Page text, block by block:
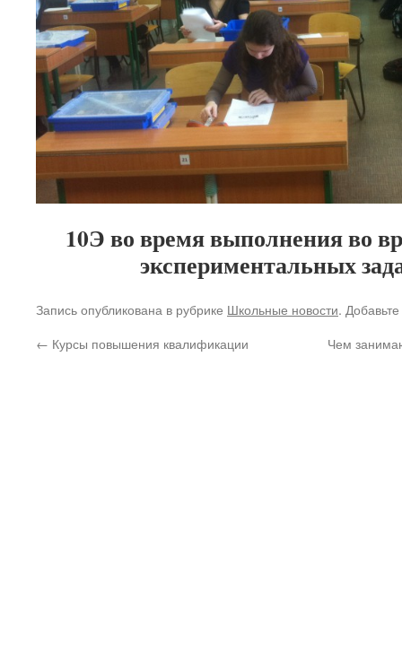
10Э во время выполнения во
экспериментальных
Запись опубликована в рубрике Школьные новости.
← Курсы повышения квалификации Чем